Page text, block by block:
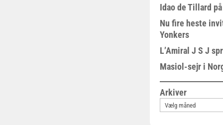
Idao de Tillard
Nu fire heste
Yonkers
L’Amiral J S J
Masiol-sejr i
Arkiver